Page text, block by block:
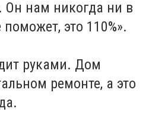
Он нам никогда ни в
это 110%».
руками. Дом
ремонте, а это